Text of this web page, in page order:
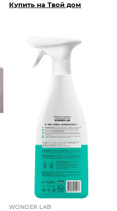
Купить на Твой дом
WONDER LAB